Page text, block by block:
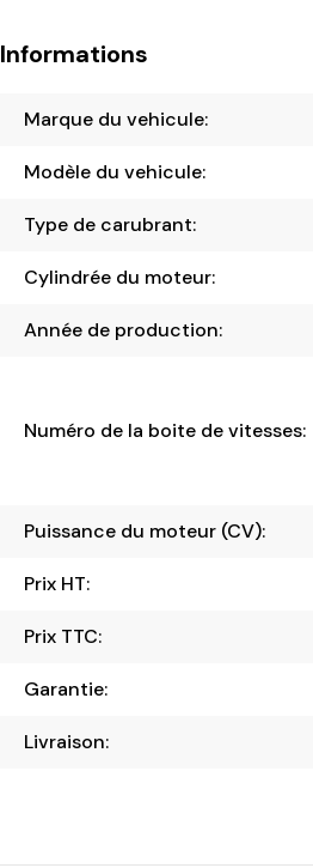
Informations
Marque du vehicule:
Modèle du vehicule:
Type de carubrant:
Cylindrée du moteur:
Année de production:
Numéro de la boite de vitesses:
Puissance du moteur (CV):
Prix HT:
Prix TTC:
Garantie:
Livraison: